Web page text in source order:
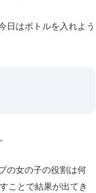
日はボトルを入れよう
の女の子の役割は何
ことで結果が出てき